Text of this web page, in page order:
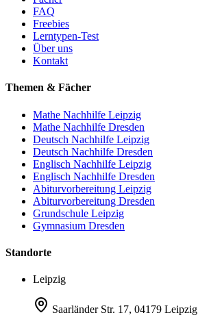
FAQ
Freebies
Lerntypen-Test
Über uns
Kontakt
Themen & Fächer
Mathe Nachhilfe Leipzig
Mathe Nachhilfe Dresden
Deutsch Nachhilfe Leipzig
Deutsch Nachhilfe Dresden
Englisch Nachhilfe Leipzig
Englisch Nachhilfe Dresden
Abiturvorbereitung Leipzig
Abiturvorbereitung Dresden
Grundschule Leipzig
Gymnasium Dresden
Standorte
Leipzig
Saarländer Str. 17, 04179 Leipzig